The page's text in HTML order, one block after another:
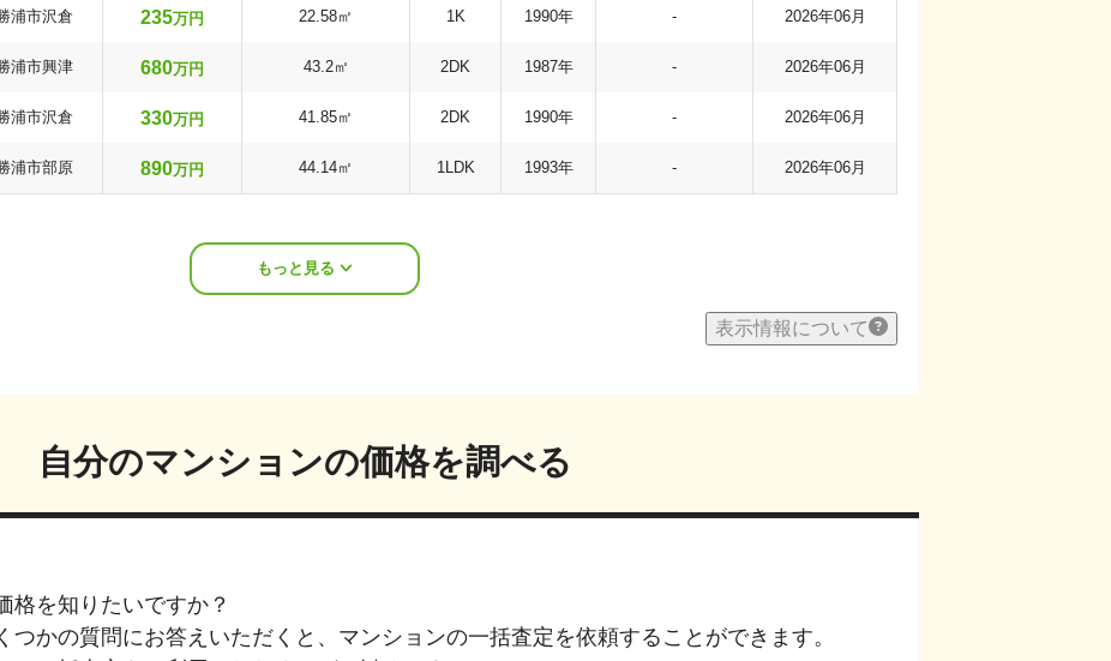
浦市沢倉 235万円 22.58㎡ 1K 1990年 - 2026年06月
浦市興津 680万円 43.2㎡ 2DK 1987年 - 2026年06月
浦市沢倉 330万円 41.85㎡ 2DK 1990年 - 2026年06月
浦市部原 890万円 44.14㎡ 1LDK 1993年 - 2026年06月
もっと見る
表示情報について
自分のマンションの価格を調べる
格を知りたいですか？
つかの質問にお答えいただくと、マンションの一括査定を依頼することができます。